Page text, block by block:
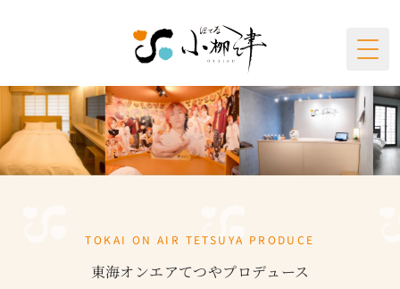
TOKAI ON AIR TETSUYA PRODUCE
東海オンエアてつやプロデュース